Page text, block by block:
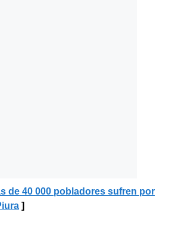
de 40 000 pobladores sufren por